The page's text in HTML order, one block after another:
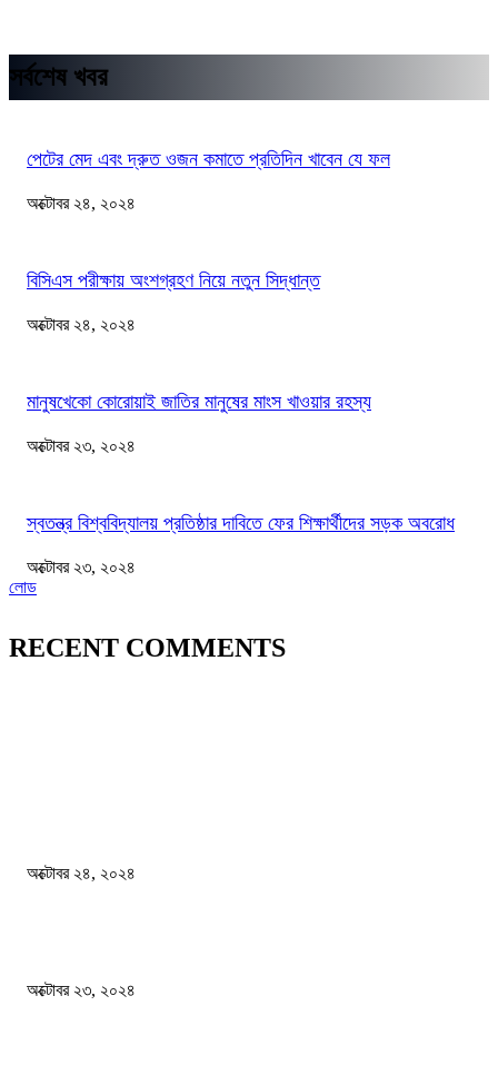
সর্বশেষ খবর
পেটের মেদ এবং দ্রুত ওজন কমাতে প্রতিদিন খাবেন যে ফল
অক্টোবর ২৪, ২০২৪
বিসিএস পরীক্ষায় অংশগ্রহণ নিয়ে নতুন সিদ্ধান্ত
অক্টোবর ২৪, ২০২৪
মানুষখেকো কোরোয়াই জাতির মানুষের মাংস খাওয়ার রহস্য
অক্টোবর ২৩, ২০২৪
স্বতন্ত্র বিশ্ববিদ্যালয় প্রতিষ্ঠার দাবিতে ফের শিক্ষার্থীদের সড়ক অবরোধ
অক্টোবর ২৩, ২০২৪
লোড
RECENT COMMENTS
অক্টোবর ২৪, ২০২৪
অক্টোবর ২৩, ২০২৪